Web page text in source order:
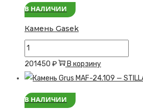
В НАЛИЧИИ
Камень Gasek
Количество
товара
Камень
201450 ₽ В корзину
В НАЛИЧИИ